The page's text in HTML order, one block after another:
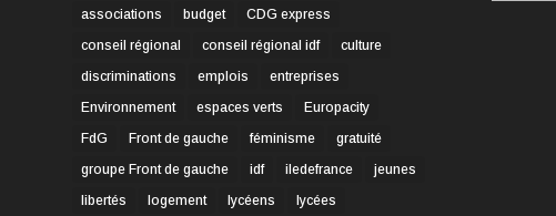
associations
budget
CDG express
conseil régional
conseil régional idf
culture
discriminations
emplois
entreprises
Environnement
espaces verts
Europacity
FdG
Front de gauche féminisme
gratuité
groupe Front de gauche
idf iledefrance
jeunes
libertés
logement lycéens
lycées